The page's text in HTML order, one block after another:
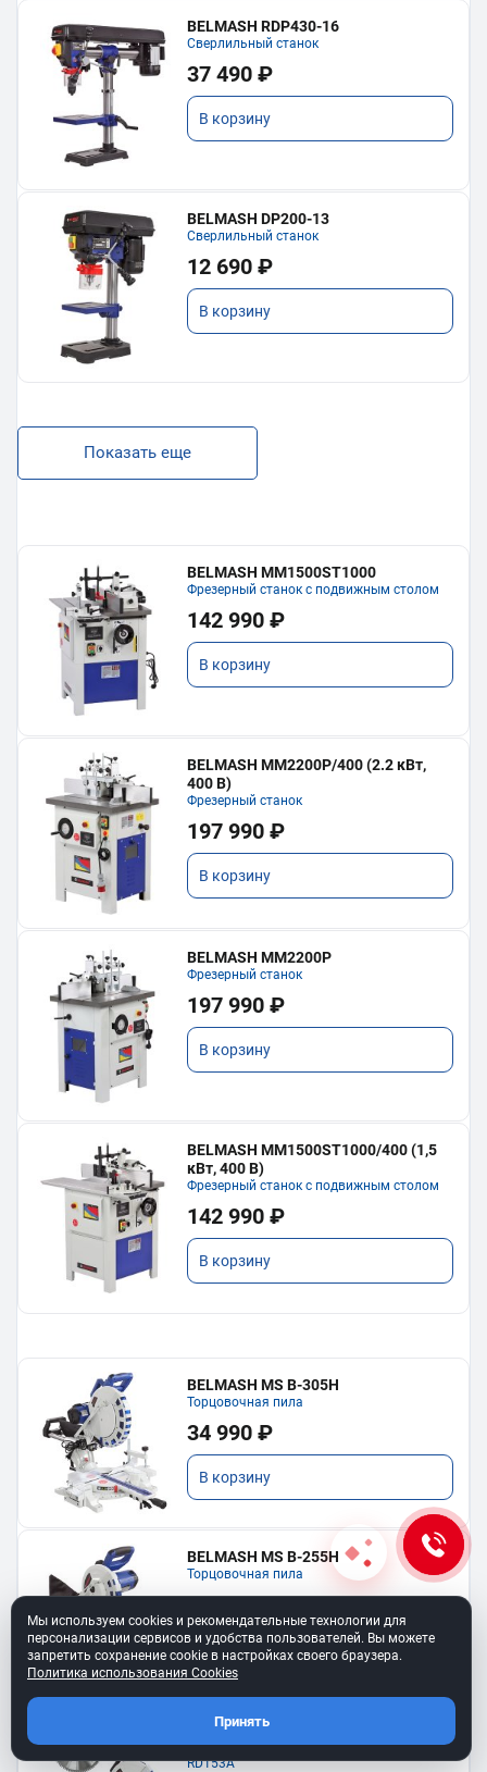
BELMASH RDP430-16
Сверлильный станок
37 490 ₽
В корзину
BELMASH DP200-13
Сверлильный станок
12 690 ₽
В корзину
Показать еще
BELMASH MM1500ST1000
Фрезерный станок с подвижным столом
142 990 ₽
В корзину
BELMASH MM2200P/400 (2.2 кВт,
400 В)
Фрезерный станок
197 990 ₽
В корзину
BELMASH MM2200P
Фрезерный станок
197 990 ₽
В корзину
BELMASH MM1500ST1000/400 (1,5
кВт, 400 В)
Фрезерный станок с подвижным столом
142 990 ₽
В корзину
BELMASH MS B-305H
Торцовочная пила
34 990 ₽
В корзину
BELMASH MS B-255H
Торцовочная пила
23 690 ₽
В корзину
BELMASH MS B-255H COMBO
Комплект: пила MS B-255H, диск диск
RD153A
Мы используем cookies и рекомендательные технологии для
персонализации сервисов и удобства пользователей. Вы можете
запретить сохранение cookie в настройках своего браузера.
Политика использования Cookies
Принять